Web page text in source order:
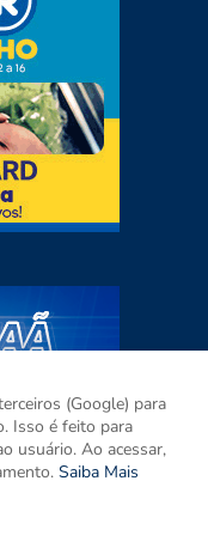
(Google) para
Isso é feito para
usuário. Ao acessar,
Saiba Mais